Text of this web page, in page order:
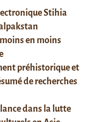
Stihia
en moins
préhistorique et
de recherches
dans la lutte